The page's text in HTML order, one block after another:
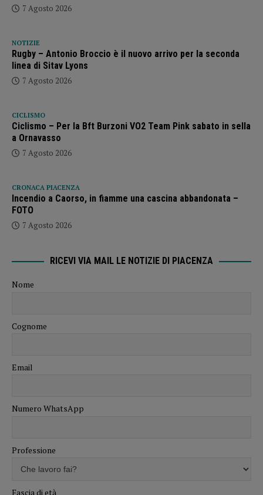
7 Agosto 2026
NOTIZIE
Rugby – Antonio Broccio è il nuovo arrivo per la seconda
linea di Sitav Lyons
7 Agosto 2026
CICLISMO
Ciclismo – Per la Bft Burzoni VO2 Team Pink sabato in sella
a Ornavasso
7 Agosto 2026
CRONACA PIACENZA
Incendio a Caorso, in fiamme una cascina abbandonata –
FOTO
7 Agosto 2026
RICEVI VIA MAIL LE NOTIZIE DI PIACENZA
Nome
Cognome
Email
Numero WhatsApp
Professione
Fascia di età